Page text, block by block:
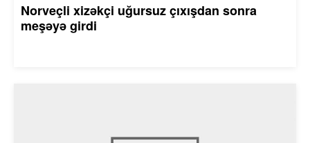
Norveçli xizəkçi uğursuz çıxışdan sonra
meşəyə girdi